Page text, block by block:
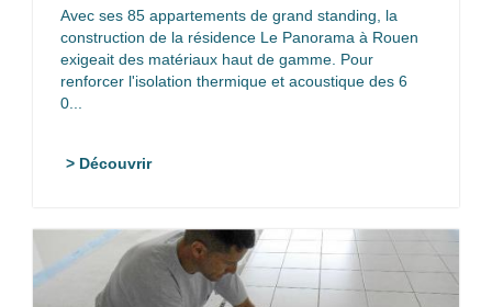
Avec ses 85 appartements de grand standing, la
construction de la résidence Le Panorama à Rouen
exigeait des matériaux haut de gamme. Pour
renforcer l'isolation thermique et acoustique des 6
0...
> Découvrir